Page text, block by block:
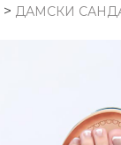
> ДАМСКИ